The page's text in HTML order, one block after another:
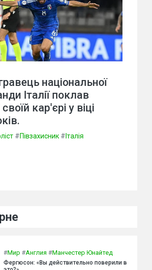
національної
Італії поклав
кар'єрі у віці
#Півзахисник # Італія
#Мир #Англия #Манчестер Юнайтед
Фергюсон: «Вы действительно поверили в